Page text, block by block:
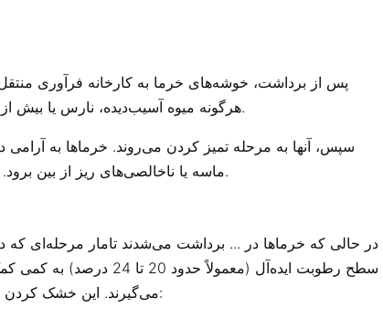
پس از برداشت، خوشه‌های خرما به کارخانه فرآوری
هرگونه میوه آسیب‌دیده، نارس یا بیش از حد تخمیر شده را جدا می‌کنند. خرماها نیز از ساقه‌هایشان جدا می‌شوند.
سپس، آنها به مرحله تمیز کردن می‌روند. خرماها به
ماسه یا ناخالصی‌های ریز از بین برود. این مرحله برای اطمینان از ایمنی و کیفیت مواد غذایی بسیار مهم است.
در حالی که خرماها در ... برداشت می‌شدندتامار مرحله‌ای که
سطح رطوبت ایده‌آل
می‌گیرند. این خشک کردن ملایم، که اغلب "خشک شدن" نامیده می‌شود، به موارد زیر کمک می‌کند: